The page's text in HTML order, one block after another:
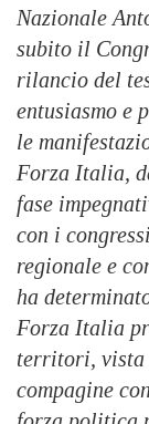
Nazionale
subito il
rilancio del
entusiasmo e
le
Forza Italia,
fase
con i
regionale e
ha
Forza Italia
territori, vista
compagine